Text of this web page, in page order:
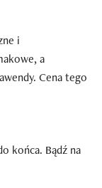
i
a
Cena tego
końca. Bądź na